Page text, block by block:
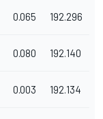
0.065 192.296
0.080 192.140
0.003 192.134